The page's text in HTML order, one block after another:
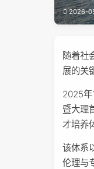
2026-
随着社
展的关
2025年
暨大理
才培养
该体系
伦理与